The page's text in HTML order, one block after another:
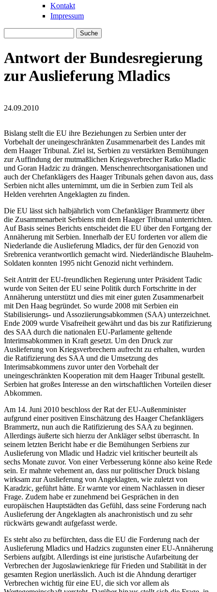
Kontakt
Impressum
Antwort der Bundesregierung
zur Auslieferung Mladics
Srebrenica4_02.jpg
24.09.2010
Srebrenica4_02.jpg
Bislang stellt die EU ihre Beziehungen zu Serbien unter der
Vorbehalt der uneingeschränkten Zusammenarbeit des Landes mit
dem Haager Tribunal. Ziel ist, Serbien zu verstärkten Bemühungen
zur Auffindung der mutmaßlichen Kriegsverbrecher Ratko Mladic
und Goran Hadzic zu drängen. Menschenrechtsorganisationen und
auch der Chefanklägers des Haager Tribunals gehen davon aus, dass
Serbien nicht alles unternimmt, um die in Serbien zum Teil als
Helden verehrten Angeklagten zu finden.
Die EU lässt sich halbjährlich vom Chefankläger Brammertz über
die Zusammenarbeit Serbiens mit dem Haager Tribunal unterrichten.
Auf Basis seines Berichts entscheidet die EU über den Fortgang der
Annäherung mit Serbien. Innerhalb der EU forderten vor allem die
Niederlande die Auslieferung Mladics, der für den Genozid von
Srebrenica verantwortlich gemacht wird. Niederländische Blauhelm-
Soldaten konnten 1995 nicht Genozid nicht verhindern.
Seit Antritt der EU-freundlichen Regierung unter Präsident Tadic
wurde von Seiten der EU seine Politik durch Fortschritte in der
Annäherung unterstützt und dies mit einer guten Zusammenarbeit
mit Den Haag begründet. So wurde 2008 mit Serbien ein
Stabilisierungs- und Assoziierungsabkommen (SAA) unterzeichnet.
Ende 2009 wurde Visafreiheit gewährt und das bis zur Ratifizierung
des SAA durch die nationalen EU-Parlamente geltende
Interimsabkommen in Kraft gesetzt. Um den Druck zur
Auslieferung von Kriegsverbrechern aufrecht zu erhalten, wurden
die Ratifizierung des SAA und die Umsetzung des
Interimsabkommens zuvor unter den Vorbehalt der
uneingeschränkten Kooperation mit dem Haager Tribunal gestellt.
Serbien hat großes Interesse an den wirtschaftlichen Vorteilen dieser
Abkommen.
Am 14. Juni 2010 beschloss der Rat der EU-Außenminister
aufgrund einer positiven Einschätzung des Haager Chefanklägers
Brammertz, nun auch die Ratifizierung des SAA zu beginnen.
Allerdings äußerte sich hierzu der Ankläger selbst überrascht. In
seinem letzten Bericht habe er die Bemühungen Serbiens zur
Auslieferung von Mladic und Hadzic viel kritischer beurteilt als
sechs Monate zuvor. Von einer Verbesserung könne also keine Rede
sein. Er mahnte vehement an, dass nur politischer Druck bislang
wirksam zur Auslieferung von Angeklagten, wie zuletzt von
Karadzic, geführt hätte. Er warnte vor einem Nachlassen in dieser
Frage. Zudem habe er zunehmend bei Gesprächen in den
europäischen Hauptstädten das Gefühl, dass seine Forderung nach
Auslieferung der Angeklagten als anachronistisch und zu sehr
rückwärts gewandt aufgefasst werde.
Es steht also zu befürchten, dass die EU die Forderung nach der
Auslieferung Mladics und Hadzics zugunsten einer EU-Annäherung
Serbiens aufgibt. Allerdings ist eine juristische Aufarbeitung der
Verbrechen der Jugoslawienkriege für Frieden und Stabilität in der
gesamten Region unerlässlich. Auch ist die Ahndung derartiger
Verbrechen wichtig für eine EU, die sich vor allem als